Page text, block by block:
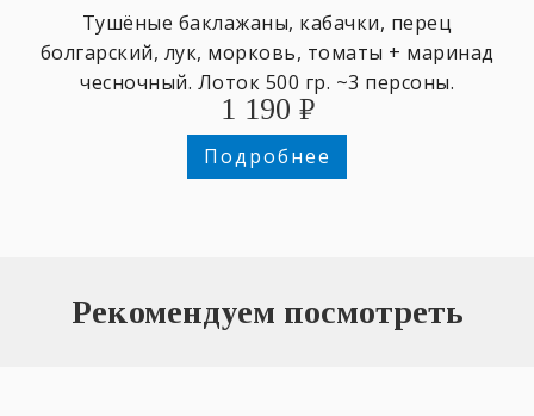
Тушёные баклажаны, кабачки, перец
болгарский, лук, морковь, томаты + маринад
чесночный. Лоток 500 гр. ~3 персоны.
1 190 ₽
Подробнее
Рекомендуем посмотреть